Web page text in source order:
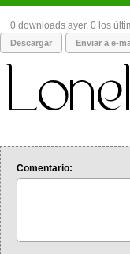
0 downloads ayer, 0 los
Descargar Enviar a e-
Comentario: